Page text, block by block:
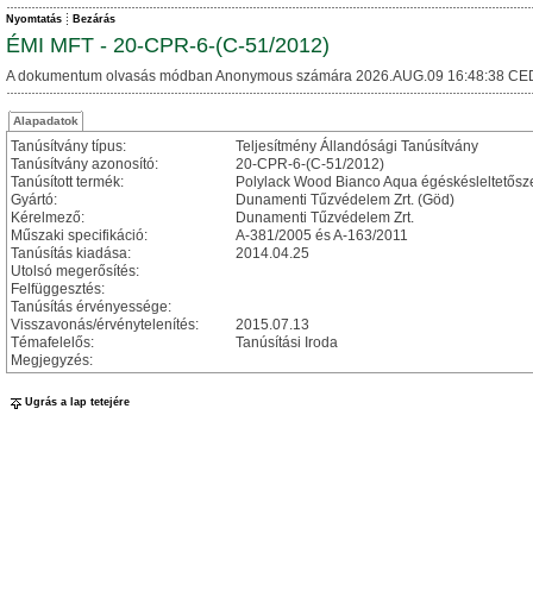
Nyomtatás Bezárás
ÉMI MFT - 20-CPR-6-(C-51/2012)
A dokumentum olvasás módban Anonymous számára 2026.AUG.09 16:48:38
Alapadatok
Tanúsítvány típus:
Teljesítmény Állandósági Tanúsítvány
Tanúsítvány azonosító:
20-CPR-6-(C-51/2012)
Tanúsított termék:
Polylack Wood Bianco Aqua
Gyártó:
Dunamenti Tűzvédelem Zrt. (Göd)
Kérelmező:
Dunamenti Tűzvédelem Zrt.
Műszaki specifikáció:
A-381/2005 és A-163/2011
Tanúsítás kiadása:
2014.04.25
Utolsó megerősítés:
Felfüggesztés:
Tanúsítás érvényessége:
Visszavonás/érvénytelenítés:
2015.07.13
Témafelelős:
Tanúsítási Iroda
Megjegyzés:
Ugrás a lap tetejére